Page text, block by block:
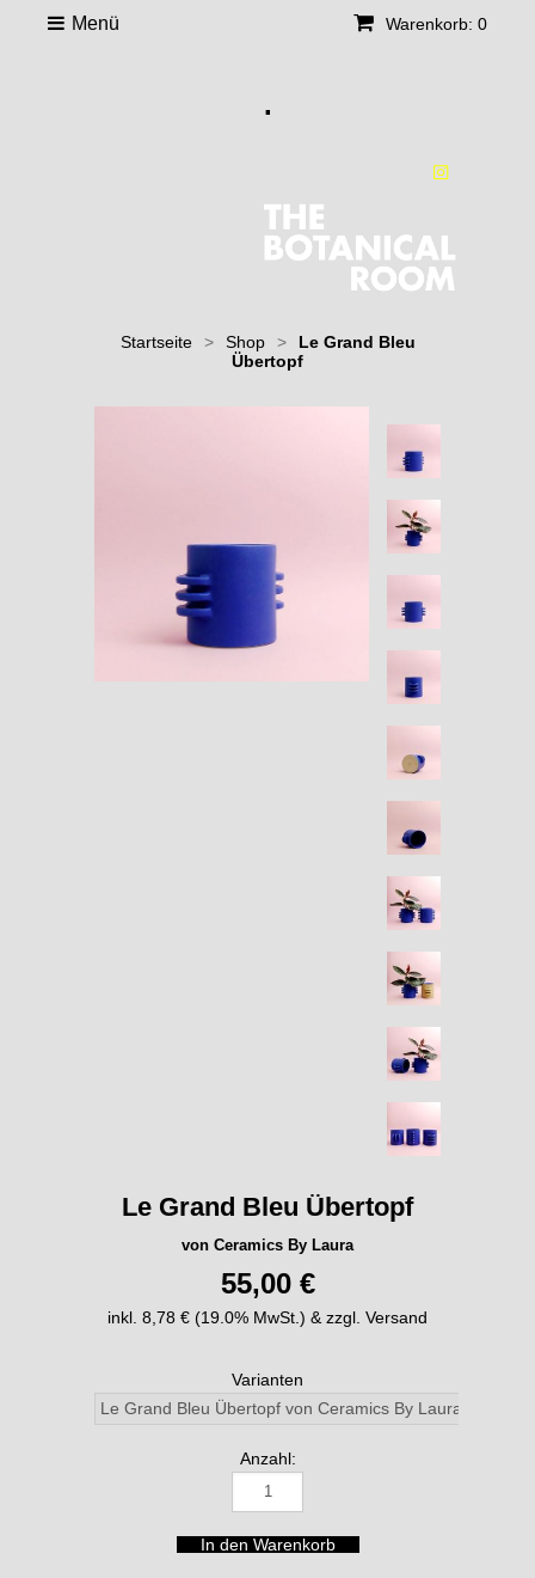
Warenkorb: 0
Menü
.
Startseite > Shop >
Le Grand Bleu
Übertopf
Le Grand Bleu Übertopf
von Ceramics By Laura
55,00 €
inkl. 8,78 € (19.0% MwSt.) & zzgl. Versand
Varianten
Anzahl: